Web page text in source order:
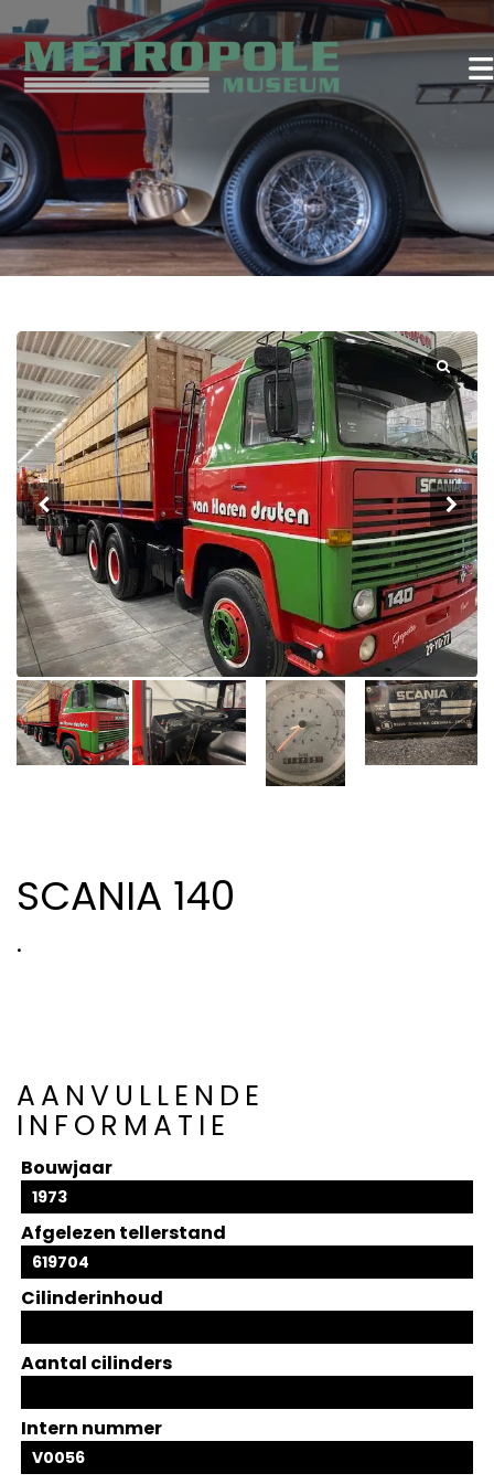
SCANIA 140
.
AANVULLENDE
INFORMATIE
Bouwjaar
1973
Afgelezen tellerstand
619704
Cilinderinhoud
Aantal cilinders
Intern nummer
V0056